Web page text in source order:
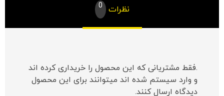
نظرات 0
.فقط مشتریانی که این محصول را خریداری کرده اند
و وارد سیستم شده اند میتوانند برای این محصول
دیدگاه ارسال کنند.